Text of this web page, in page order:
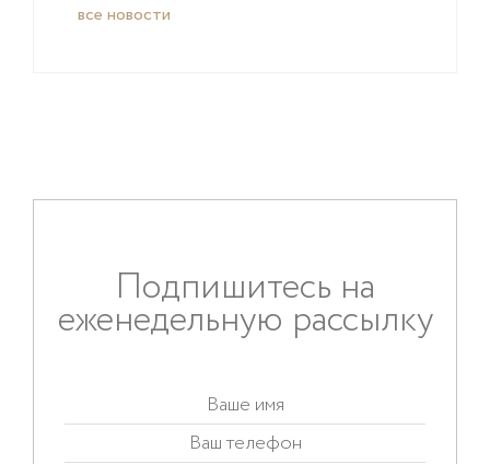
все новости
Подпишитесь на
еженедельную рассылку